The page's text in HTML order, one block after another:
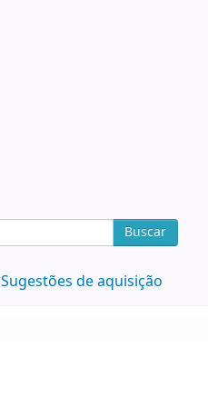
Buscar
Sugestões de aquisição